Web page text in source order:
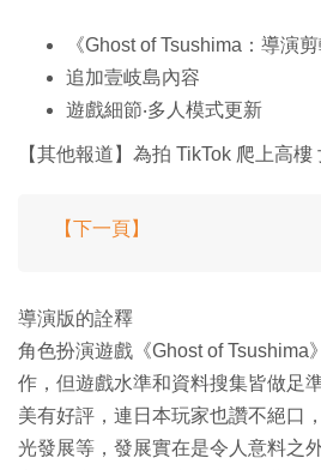
《Ghost of Tsushima：導演剪
追加壹岐島內容
遊戲細節‧多人模式更新
【其他報道】為拍 TikTok 爬上高
【下一頁】
導演版的詮釋
角色扮演遊戲《Ghost of Tsushima
作，但遊戲水準和資料搜集皆做足
美有好評，連日本玩家也讚不絕口
光發展等，發展實在是令人意料之